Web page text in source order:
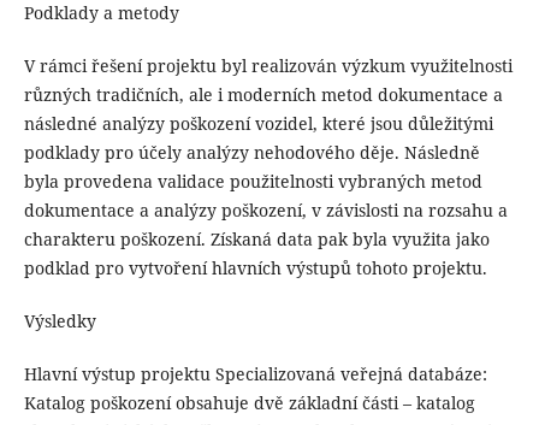
Podklady a metody
V rámci řešení projektu byl realizován výzkum využitelnosti
různých tradičních, ale i moderních metod dokumentace a
následné analýzy poškození vozidel, které jsou důležitými
podklady pro účely analýzy nehodového děje. Následně
byla provedena validace použitelnosti vybraných metod
dokumentace a analýzy poškození, v závislosti na rozsahu a
charakteru poškození. Získaná data pak byla využita jako
podklad pro vytvoření hlavních výstupů tohoto projektu.
Výsledky
Hlavní výstup projektu Specializovaná veřejná databáze:
Katalog poškození obsahuje dvě základní části – katalog